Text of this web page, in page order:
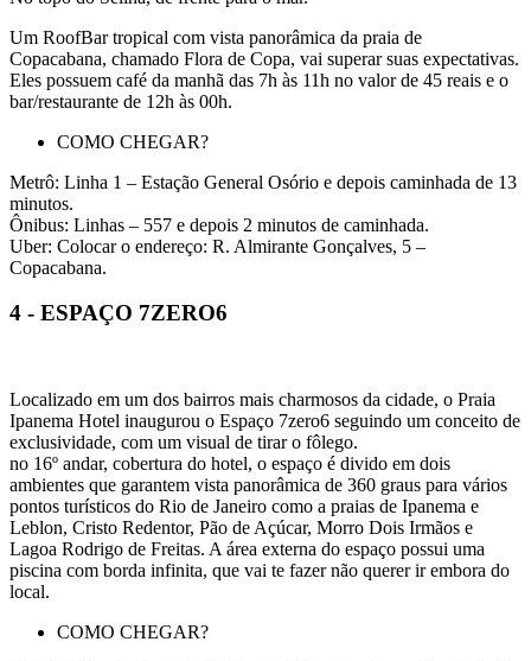
Um RoofBar tropical com vista panorâmica da praia de
Copacabana, chamado Flora de Copa, vai superar suas expectativas.
Eles possuem café da manhã das 7h às 11h no valor de 45 reais e o
bar/restaurante de 12h às 00h.
COMO CHEGAR?
Metrô: Linha 1 – Estação General Osório e depois caminhada de 13
minutos.
Ônibus: Linhas – 557 e depois 2 minutos de caminhada.
Uber: Colocar o endereço: R. Almirante Gonçalves, 5 –
Copacabana.
4 - ESPAÇO 7ZERO6
Localizado em um dos bairros mais charmosos da cidade, o Praia
Ipanema Hotel inaugurou o Espaço 7zero6 seguindo um conceito de
exclusividade, com um visual de tirar o fôlego.
no 16º andar, cobertura do hotel, o espaço é divido em dois
ambientes que garantem vista panorâmica de 360 graus para vários
pontos turísticos do Rio de Janeiro como a praias de Ipanema e
Leblon, Cristo Redentor, Pão de Açúcar, Morro Dois Irmãos e
Lagoa Rodrigo de Freitas. A área externa do espaço possui uma
piscina com borda infinita, que vai te fazer não querer ir embora do
local.
COMO CHEGAR?